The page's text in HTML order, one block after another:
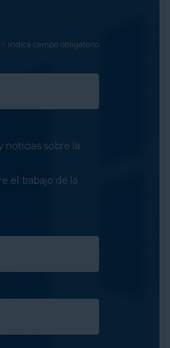
* indica campo obligatorio
noticias sobre la
el trabajo de la